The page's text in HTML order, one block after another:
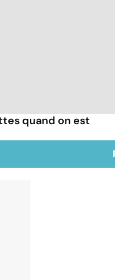
quand on est